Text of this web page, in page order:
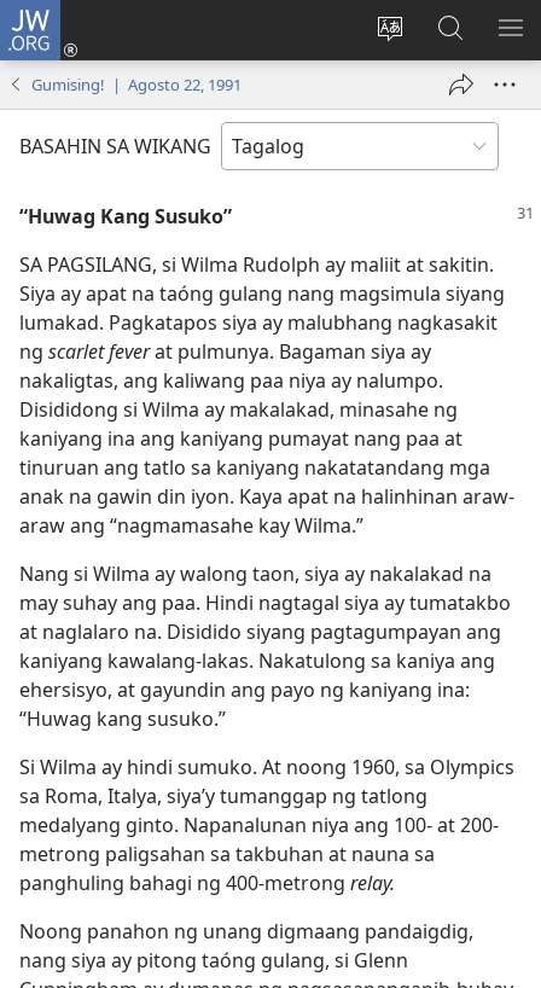
JW.ORG
Baguhin
ng
Mag-
log
bubukas
sa
JW.ORG
Gumising! | Agosto 22, 1991
BASAHIN SA WIKANG
“Huwag Kang Susuko”
SA PAGSILANG, si Wilma Rudolph ay maliit at sakitin.
Siya ay apat na taóng gulang nang magsimula siyang
lumakad. Pagkatapos siya ay malubhang nagkasakit
ng scarlet feverat pulmunya. Bagaman siya ay
nakaligtas, ang kaliwang paa niya ay nalumpo.
Disididong si Wilma ay makalakad, minasahe ng
kaniyang ina ang kaniyang pumayat nang paa at
tinuruan ang tatlo sa kaniyang nakatatandang mga
anak na gawin din iyon. Kaya apat na halinhinan araw-
araw ang “nagmamasahe kay Wilma.”
Nang si Wilma ay walong taon, siya ay nakalakad na
may suhay ang paa. Hindi nagtagal siya ay tumatakbo
at naglalaro na. Disidido siyang pagtagumpayan ang
kaniyang kawalang-lakas. Nakatulong sa kaniya ang
ehersisyo, at gayundin ang payo ng kaniyang ina:
“Huwag kang susuko.”
Si Wilma ay hindi sumuko. At noong 1960, sa Olympics
sa Roma, Italya, siya’y tumanggap ng tatlong
medalyang ginto. Napanalunan niya ang 100- at 200-
metrong paligsahan sa takbuhan at nauna sa
panghuling bahagi ng 400-metrong relay.
Noong panahon ng unang digmaang pandaigdig,
nang siya ay pitong taóng gulang, si Glenn